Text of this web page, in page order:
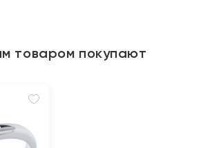
товаром покупают